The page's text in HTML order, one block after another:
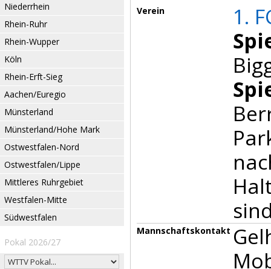
Niederrhein
Rhein-Ruhr
Rhein-Wupper
Köln
Rhein-Erft-Sieg
Aachen/Euregio
Münsterland
Münsterland/Hohe Mark
Ostwestfalen-Nord
Ostwestfalen/Lippe
Mittleres Ruhrgebiet
Westfalen-Mitte
Südwestfalen
Pokal 2026/27
Verein
1.
Mannschaftskontakt